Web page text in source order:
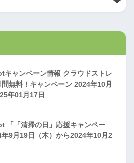
ャンペーン情報 クラウドストレ
無料！キャンペーン 2024年10月
年01月17日
「「清掃の日」応援キャンペー
9月19日（木）から2024年10月2